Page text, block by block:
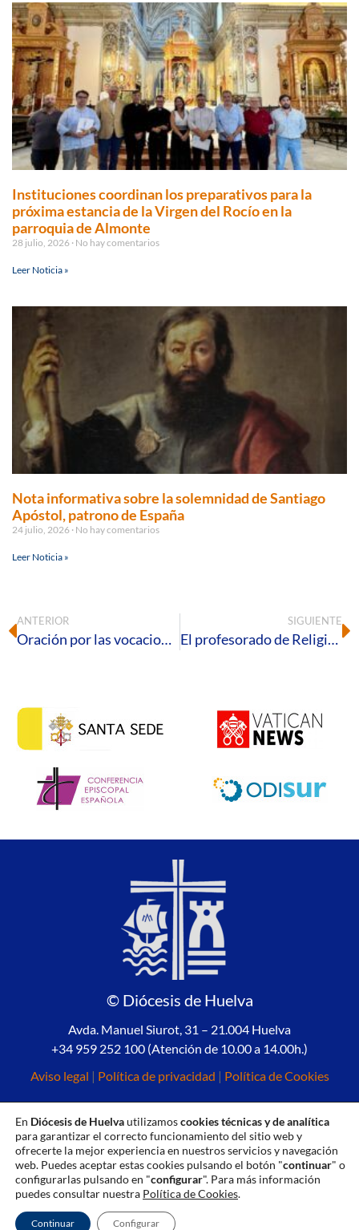
Instituciones coordinan los preparativos para la
próxima estancia de la Virgen del Rocío en la
parroquia de Almonte
28 julio, 2026 No hay comentarios
Leer Noticia »
Nota informativa sobre la solemnidad de Santiago
Apóstol, patrono de España
24 julio, 2026 No hay comentarios
Leer Noticia »
ANTERIOR
Oración por las vocaciones en el Seminario Diocesano
SIGUIENTE
El profesorado de Religión de Huelva celebró su retiro de Cuaresma en un encuentro de reflexión y espiritualidad
© Diócesis de Huelva
Avda. Manuel Siurot, 31 – 21.004 Huelva
+34 959 252 100 (Atención de 10.00 a 14.00h.)
Aviso legal | Política de privacidad | Política de Cookies
En Diócesis de Huelvautilizamoscookies técnicas y de analítica
para garantizar el correcto funcionamiento del sitio web y
ofrecerte la mejor experiencia en nuestros servicios y navegación
web. Puedes aceptar estas cookies pulsando el botón "continuar" o
configurarlas pulsando en "configurar". Para más información
puedes consultar nuestra Política de Cookies.
Continuar Configurar